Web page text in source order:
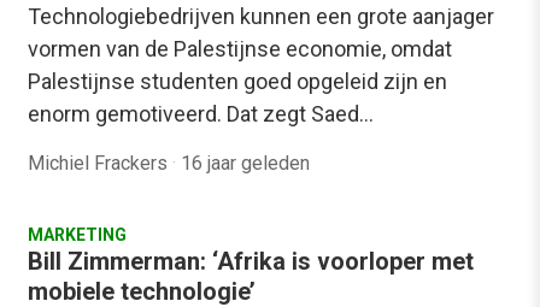
Technologiebedrijven kunnen een grote aanjager
vormen van de Palestijnse economie, omdat
Palestijnse studenten goed opgeleid zijn en
enorm gemotiveerd. Dat zegt Saed…
Michiel Frackers · 16 jaar geleden
MARKETING
Bill Zimmerman: ‘Afrika is voorloper met
mobiele technologie’